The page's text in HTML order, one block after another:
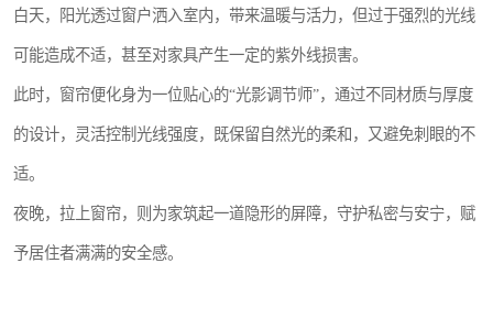
白天，阳光透过窗户洒入室内，带来温暖与活力，但过于强烈的光线
可能造成不适，甚至对家具产生一定的紫外线损害。
此时，窗帘便化身为一位贴心的“光影调节师”，通过不同材质与厚度
的设计，灵活控制光线强度，既保留自然光的柔和，又避免刺眼的不
适。
夜晚，拉上窗帘，则为家筑起一道隐形的屏障，守护私密与安宁，赋
予居住者满满的安全感。